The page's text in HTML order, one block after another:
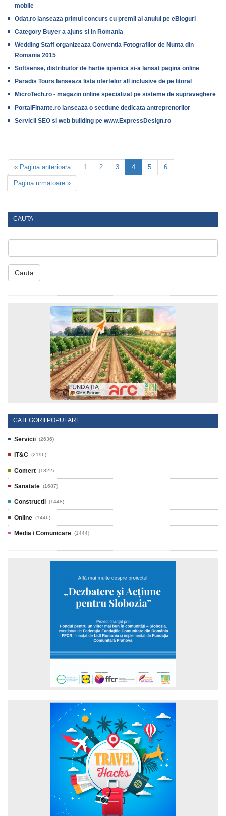
mobile
Odat.ro lanseaza primul concurs cu premii al anului pe eBloguri
Category Buyer a ajuns si in Romania
Wedding Staff organizeaza Conventia Fotografilor de Nunta din
Romania 2015
Softsense, distribuitor de hartie igienica si-a lansat pagina online
Paradis Tours lanseaza lista ofertelor all inclusive de pe litoral
MicroTech.ro - magazin online specializat pe sisteme de supraveghere
PortalFinante.ro lanseaza o sectiune dedicata antreprenorilor
Servicii SEO si web building pe www.ExpressDesign.ro
« Pagina anterioara 1 2 3 4 5 6
Pagina urmatoare »
CAUTA
Cauta
CATEGORII POPULARE
Servicii (2636)
IT&C (2196)
Comert (1822)
Sanatate (1687)
Constructii (1448)
Online (1446)
Media / Comunicare (1444)